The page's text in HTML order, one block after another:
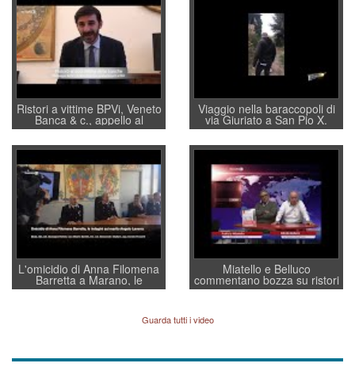
Ristori a vittime BPVi, Veneto
Banca & c., appello al
sottosegretario Alessio
Villarosa: per mettere ordine
convochi con Di Maio CNCU
a supporto della cabina di
regia al Mef
Viaggio nella baraccopoli di
via Giuriato a San Pio X.
Vicenza ai Vicentini: “faremo
un regalo di Natale ai
residenti”
L'omicidio di Anna Filomena
Barretta a Marano, le
indagini dei carabinieri di
quelle di... Barbara D'Urso
Miatello e Belluco
commentano bozza su ristori
BPVi e Veneto Banca
Guarda tutti i video